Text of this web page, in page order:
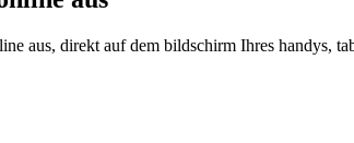
aus, direkt auf dem bildschirm Ihres handys,